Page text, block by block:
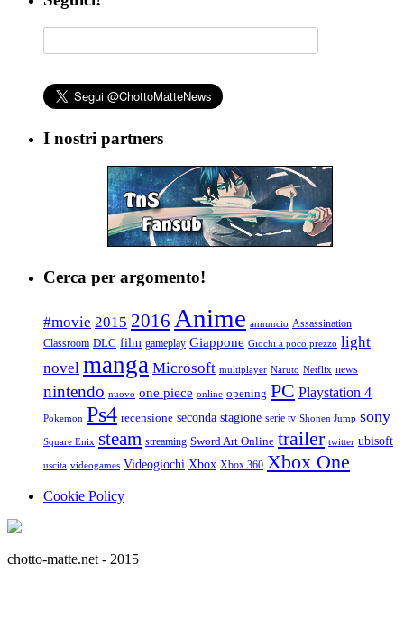
I nostri partners
Cerca per argomento!
#movie 2015 2016 Anime annuncio Assassination
Classroom DLC film gameplay Giappone Giochi a poco prezzo light
novel manga Microsoft multiplayer Naruto Netflix news
nintendo nuovo one piece online opening PC Playstation 4
Pokemon Ps4 recensione seconda stagione serie tv Shonen Jump sony
Square Enix steam streaming Sword Art Online trailer twitter ubisoft
uscita videogames Videogiochi Xbox Xbox 360 Xbox One
Cookie Policy
chotto-matte.net - 2015